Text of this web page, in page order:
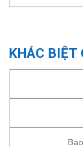
KHÁC BIỆT